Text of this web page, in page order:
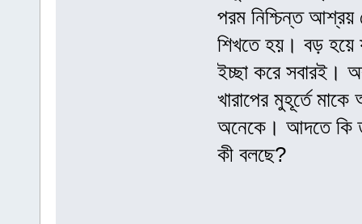
পরম নিশ্চিন্ত আশ্রয়
শিখতে হয়। বড় হয়ে
ইচ্ছা করে সবারই।
খারাপের মুহূর্তে
অনেকে। আদতে কি
কী বলছে?